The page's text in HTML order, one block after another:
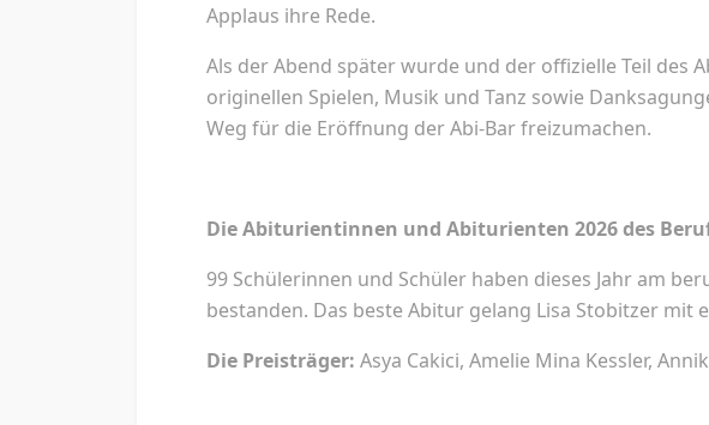
Applaus ihre Rede.
Als der Abend später wurde und der offizielle Teil des
originellen Spielen, Musik und Tanz sowie
Weg für die Eröffnung der Abi-Bar freizumachen.
Die Abiturientinnen und Abiturienten 2026des
99 Schülerinnen und Schüler haben dieses Jahr am
bestanden. Das beste Abitur gelang Lisa Stobitzer mit
Die Preisträger: Asya Cakici, Amelie Mina Kessler,